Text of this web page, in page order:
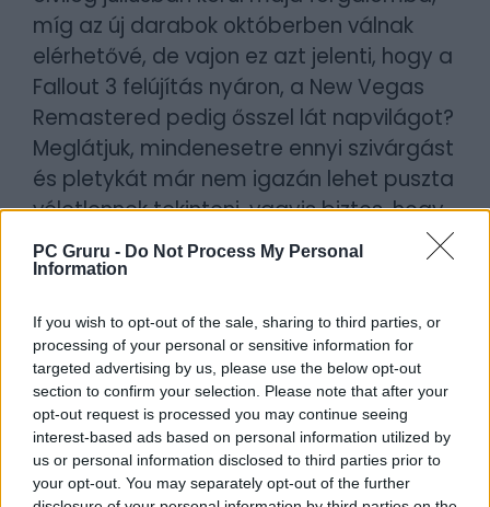
PC Gruru - Do Not Process My Personal
Information
If you wish to opt-out of the sale, sharing to third parties, or
processing of your personal or sensitive information for
targeted advertising by us, please use the below opt-out
section to confirm your selection. Please note that after your
opt-out request is processed you may continue seeing
interest-based ads based on personal information utilized by
us or personal information disclosed to third parties prior to
your opt-out. You may separately opt-out of the further
míg az új darabok októberben válnak
elérhetővé, de vajon ez azt jelenti, hogy a
Fallout 3 felújítás nyáron, a New Vegas
Remastered pedig ősszel lát napvilágot?
Meglátjuk, mindenesetre ennyi szivárgást
és pletykát már nem igazán lehet puszta
véletlennek tekinteni, vagyis biztos, hogy
valami történni fog a közkedvelt
szerepjátékok körül. A kérdés már csak az,
Borítókép forrása: Obsidian Entertainment
Szerző:LeEcoBo
Dátum:2026.06.12 07:40
Csapd be az AI-t! Állítsd be itt, hogy a PC